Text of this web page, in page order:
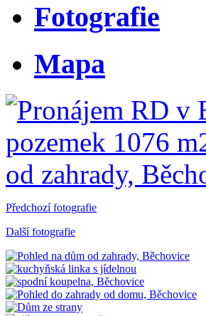
Fotografie
Mapa
Předchozí fotografie
Další fotografie